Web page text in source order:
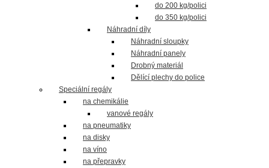
do 200 kg/polici
do 350 kg/polici
Náhradní díly
Náhradní sloupky
Náhradní panely
Drobný materiál
Dělící plechy do police
Speciální regály
na chemikálie
vanové regály
na pneumatiky
na disky
na víno
na přepravky